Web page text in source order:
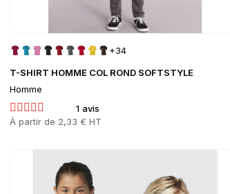
T-SHIRT HOMME COL ROND SOFTSTYLE
Homme
1 avis
Prix
À partir de 2,33 € HT
+34
Go to product page